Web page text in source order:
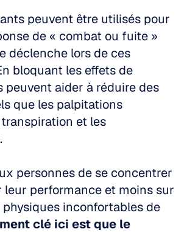
peuvent être utilisés pour
de « combat ou fuite »
déclenche lors de ces
bloquant les effets de
peuvent aider à réduire des
que les palpitations
et les
personnes de se concentrer
leur performance et moins sur
inconfortables de
clé ici est que le